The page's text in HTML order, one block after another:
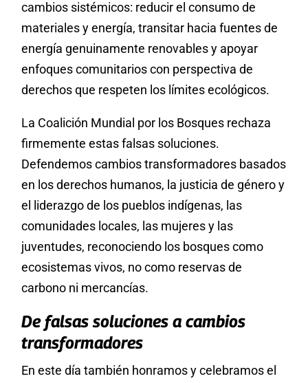
cambios sistémicos: reducir el consumo de
materiales y energía, transitar hacia fuentes de
energía genuinamente renovables y apoyar
enfoques comunitarios con perspectiva de
derechos que respeten los límites ecológicos.
La Coalición Mundial por los Bosques rechaza
firmemente estas falsas soluciones.
Defendemos cambios transformadores basados
en los derechos humanos, la justicia de género y
el liderazgo de los pueblos indígenas, las
comunidades locales, las mujeres y las
juventudes, reconociendo los bosques como
ecosistemas vivos, no como reservas de
carbono ni mercancías.
De falsas soluciones a cambios
transformadores
En este día también honramos y celebramos el